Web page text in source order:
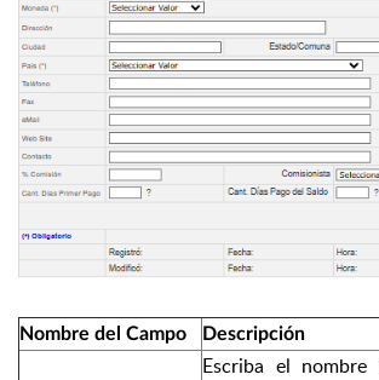
Nombre del Campo Descripción
Escriba el